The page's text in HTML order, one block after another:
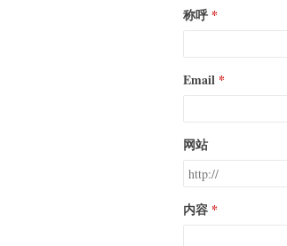
称呼
Email
网站
内容